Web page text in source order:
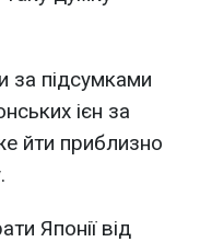
за підсумками
ієн за
йти приблизно
Японії від